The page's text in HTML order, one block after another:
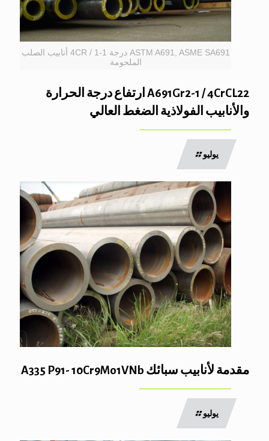
ASTM A691, ASME SA691 درجة 1-1 / 4CR أنابيب الصلب
الملحومة
A691Gr2-1 / 4CrCL22 ارتفاع درجة الحرارة
والأنابيب الفولاذية الضغط العالي
يوليو
مقدمة لأنابيب سبائك A335 P91- 10Cr9Mo1VNb
يوليو